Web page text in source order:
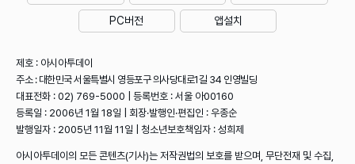
PC버전 앱설치
제호 : 아시아투데이
주소 : 대한민국 서울특별시 영등포구 의사당대로1길 34 인영빌딩
대표전화 : 02) 769-5000 | 등록번호 : 서울 아00160
등록일 : 2006년 1월 18일 | 회장·발행인·편집인 : 우종순
발행일자 : 2005년 11월 11일 | 청소년보호책임자 : 성희제
아시아투데이의 모든 콘텐츠(기사)는 저작권법의 보호를 받으며, 무단전재 및 수집,